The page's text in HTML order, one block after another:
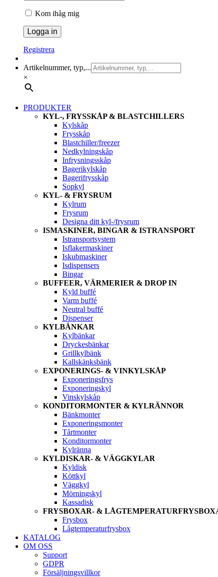
Kom ihåg mig
Registrera
Artikelnummer, typ,...
×
PRODUKTER
KYL-, FRYSSKÅP & BLASTCHILLERS
Kylskåp
Frysskåp
Blastchiller/freezer
Nedkylningskåp
Infrysningsskåp
Bagerikylskåp
Bagerifrysskåp
Sopkyl
KYL- & FRYSRUM
Kylrum
Frysrum
Designa ditt kyl-/frysrum
ISMASKINER, BINGAR & ISTRANSPORT
Istransportsystem
Isflakermaskiner
Iskubmaskiner
Isdispensers
Bingar
BUFFEER, VÄRMERIER & DROP IN
Kyld buffé
Varm buffé
Neutral buffé
Dispenser
KYLBÄNKAR
Kylbänkar
Dryckesbänkar
Grillkylbänk
Kallskänksbänk
EXPONERINGS- & VINKYLSKÅP
Exponeringsfrys
Exponeringskyl
Vinskylskåp
KONDITORMONTER & KYLRÄNNOR
Bänkmonter
Exponeringsmonter
Tårtmonter
Konditormonter
Kylränna
KYLDISKAR- & VÄGGKYLAR
Kyldisk
Köttkyl
Väggkyl
Mörningskyl
Kassadisk
FRYSBOXAR- &
Frysbox
Lågtemperaturfrysbox
KATALOG
OM OSS
Support
GDPR
Försäljningsvillkor